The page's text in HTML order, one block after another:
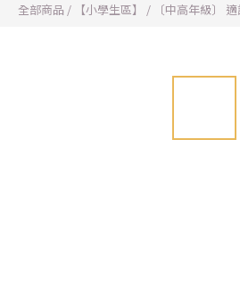
全部商品 / 【小學生區】 / 〔中高年級〕